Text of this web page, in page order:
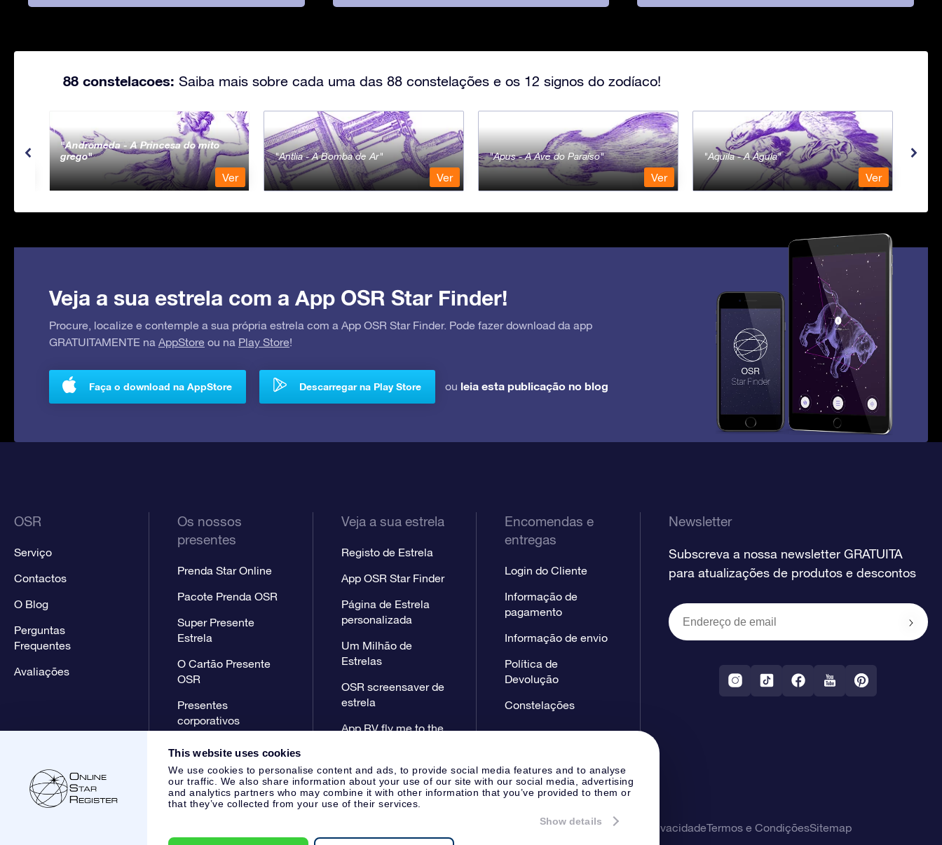
This website uses cookies
We use cookies to personalise content and ads, to provide social media features and to analyse
our traffic. We also share information about your use of our site with our social media, advertising
and analytics partners who may combine it with other information that you’ve provided to them or
that they’ve collected from your use of their services.
Show details
88 constelacoes: Saiba mais sobre cada uma das 88 constelações e os 12 signos do zodíaco!
Andromeda - A Princesa do mito
grego
Ver
Antlia - A Bomba de Ar
Ver
Apus - A Ave do Paraíso
Ver
Aquila - A Águia
Ver
Veja a sua estrela com a App OSR Star Finder!
Procure, localize e contemple a sua própria estrela com a App OSR Star Finder. Pode fazer download da app
GRATUITAMENTE na AppStore ou na Play Store!
Faça o download na AppStore Descarregar na Play Store ou leia esta publicação no blog
OSR
Serviço
Contactos
O Blog
Perguntas
Frequentes
Avaliações
Os nossos
presentes
Prenda Star Online
Pacote Prenda OSR
Super Presente
Estrela
O Cartão Presente
OSR
Presentes
corporativos
Veja a sua estrela
Registo de Estrela
App OSR Star Finder
Página de Estrela
personalizada
Um Milhão de
Estrelas
OSR screensaver de
estrela
App RV fly me to the
Encomendas e
entregas
Login do Cliente
Informação de
pagamento
Informação de envio
Política de
Devolução
Constelações
Newsletter
Subscreva a nossa newsletter GRATUITA
para atualizações de produtos e descontos
Página de ImprensaDeclaração de privacidadeTermos e CondiçõesSitemap